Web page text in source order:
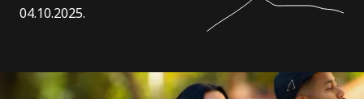
04.10.2025.